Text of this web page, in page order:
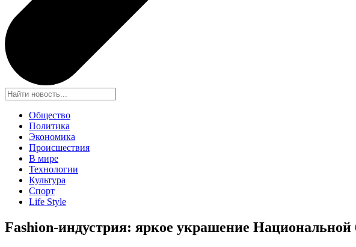
Общество
Политика
Экономика
Происшествия
В мире
Технологии
Культура
Спорт
Life Style
Fashion-индустрия: яркое украшение